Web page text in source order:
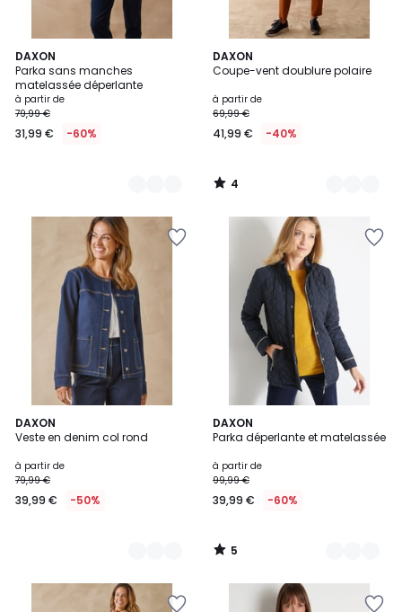
DAXON
Parka sans manches
matelassée déperlante
à partir de
79,99 €
31,99 € -60%
2
Couleurs
DAXON
Coupe-vent doublure polaire
à partir de
69,99 €
41,99 € -40%
4
/
2
Couleurs
4
/
DAXON
Veste en denim col rond
à partir de
79,99 €
39,99 € -50%
2
Couleurs
DAXON
Parka déperlante et matelassée
à partir de
99,99 €
39,99 € -60%
5
/
6
Couleurs
5
/